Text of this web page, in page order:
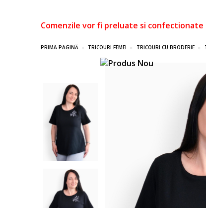
Comenzile vor fi preluate si confectionate
PRIMA PAGINĂ TRICOURI FEMEI TRICOURI CU BRODERIE